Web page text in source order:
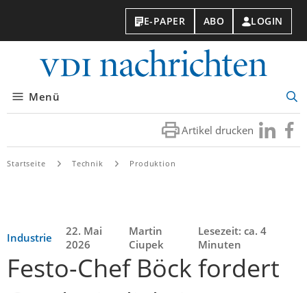
E-PAPER ABO LOGIN
Menü
Artikel drucken Besuchen
Sie
Sie
Startseite Technik Produktion
Industrie
22. Mai
2026
Martin
Ciupek
Lesezeit: ca. 4
Minuten
Festo-Chef Böck fordert